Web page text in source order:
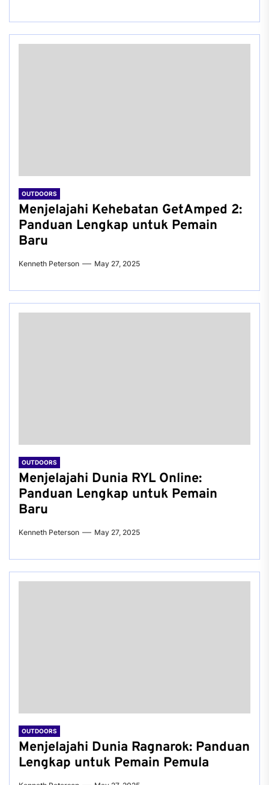
OUTDOORS
Menjelajahi Kehebatan GetAmped 2:
Panduan Lengkap untuk Pemain
Baru
Kenneth Peterson May 27, 2025
OUTDOORS
Menjelajahi Dunia RYL Online:
Panduan Lengkap untuk Pemain
Baru
Kenneth Peterson May 27, 2025
OUTDOORS
Menjelajahi Dunia Ragnarok: Panduan
Lengkap untuk Pemain Pemula